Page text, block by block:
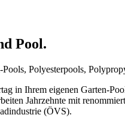
Pool.
Polyesterpools,
in Ihrem eigenen Garten-
Jahrzehnte mit
(ÖVS).